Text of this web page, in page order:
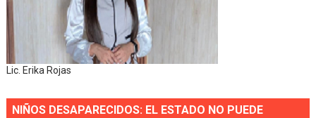
Lic. Erika Rojas
NIÑOS DESAPARECIDOS: EL ESTADO NO PUEDE